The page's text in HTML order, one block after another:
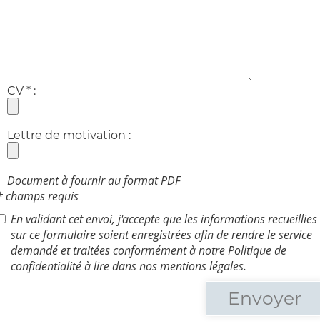
CV * :
Lettre de motivation :
Document à fournir au format PDF
champs requis
En validant cet envoi, j'accepte que les informations recueillies
sur ce formulaire soient enregistrées afin de rendre le service
demandé et traitées conformément à notre Politique de
confidentialité à lire dans nos mentions légales.